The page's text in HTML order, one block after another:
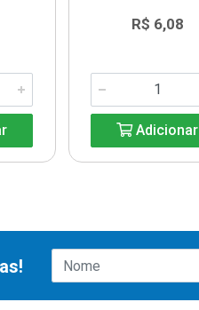
R$ 6,08
Adicionar